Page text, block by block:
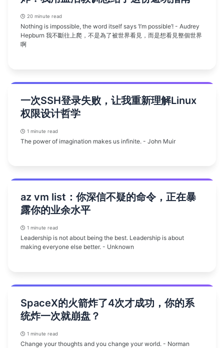
20 minute read
Nothing is impossible, the word itself says ‘I’m possible’! - Audrey
Hepburn 我不斷往上爬，不是為了被世界看見，而是想看見整個世界
啊
一次SSH登录失败，让我重新理解Linux
权限设计哲学
1 minute read
The power of imagination makes us infinite. - John Muir
az vm list：你深信不疑的命令，正在暴
露你的业余水平
1 minute read
Leadership is not about being the best. Leadership is about
making everyone else better. - Unknown
SpaceX的火箭炸了4次才成功，你的系
统炸一次就崩盘？
1 minute read
Change your thoughts and you change your world. - Norman